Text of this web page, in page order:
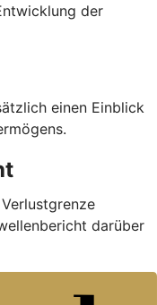
der
einen Einblick
darüber